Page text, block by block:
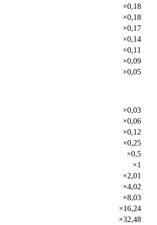
×0,18
×0,18
×0,17
×0,14
×0,11
×0,09
×0,05
×0,03
×0,06
×0,12
×0,25
×0,5
×1
×2,01
×4,02
×8,03
×16,24
×32,48